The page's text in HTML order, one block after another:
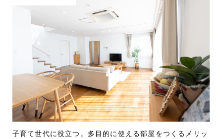
子育て世代に役立つ。多目的に使える部屋をつくるメリッ